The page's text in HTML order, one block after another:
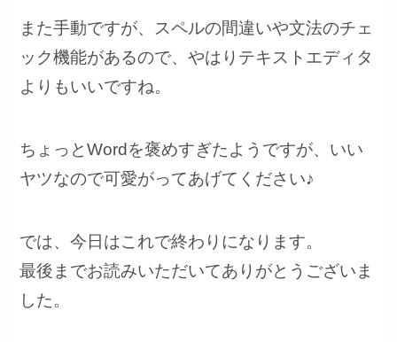
また手動ですが、スペルの間違いや文法のチェ
ック機能があるので、やはりテキストエディタ
よりもいいですね。
ちょっとWordを褒めすぎたようですが、いい
ヤツなので可愛がってあげてください♪
では、今日はこれで終わりになります。
最後までお読みいただいてありがとうございま
した。